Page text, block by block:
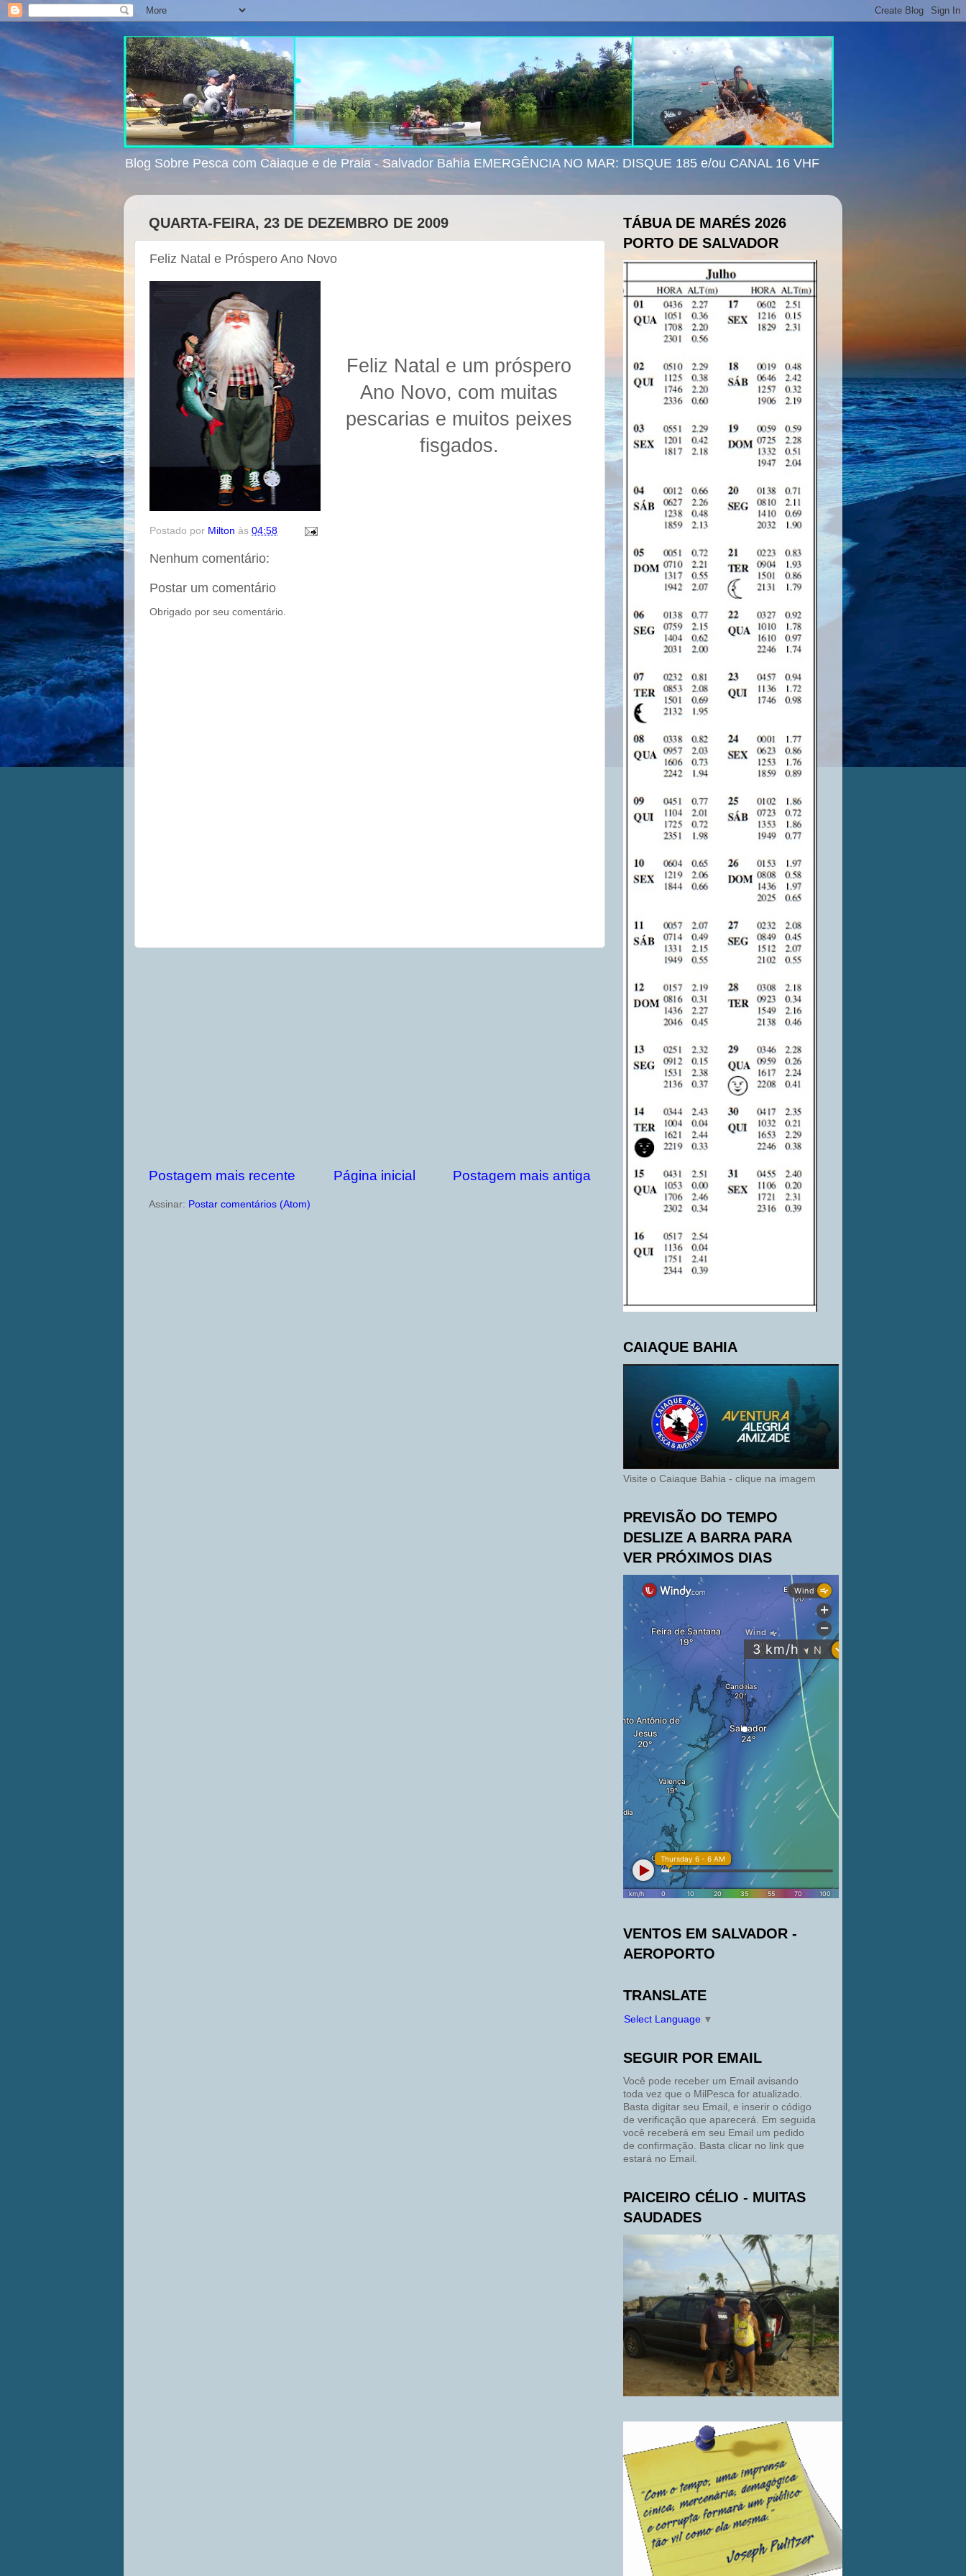
Blog Sobre Pesca com Caiaque e de Praia - Salvador Bahia EMERGÊNCIA NO MAR: DISQUE 185 e/ou CANAL 16 VHF
QUARTA-FEIRA, 23 DE DEZEMBRO DE 2009
Feliz Natal e Próspero Ano Novo
Feliz Natal e um próspero
Ano Novo, com muitas
pescarias e muitos peixes
fisgados.
Postado por Milton às 04:58
Nenhum comentário:
Postar um comentário
Obrigado por seu comentário.
Postagem mais recente Postagem mais antiga
Página inicial
Assinar: Postar comentários (Atom)
TÁBUA DE MARÉS 2026
PORTO DE SALVADOR
CAIAQUE BAHIA
Visite o Caiaque Bahia - clique na imagem
PREVISÃO DO TEMPO
DESLIZE A BARRA PARA
VER PRÓXIMOS DIAS
VENTOS EM SALVADOR -
AEROPORTO
TRANSLATE
Select Language ▼
SEGUIR POR EMAIL
Você pode receber um Email avisando
toda vez que o MilPesca for atualizado.
Basta digitar seu Email, e inserir o código
de verificação que aparecerá. Em seguida
você receberá em seu Email um pedido
de confirmação. Basta clicar no link que
estará no Email.
PAICEIRO CÉLIO - MUITAS
SAUDADES